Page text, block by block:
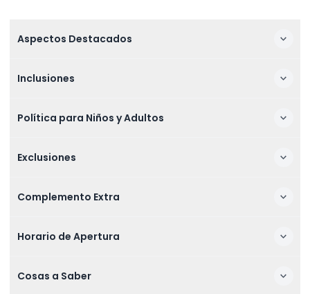
Aspectos Destacados
Inclusiones
Política para Niños y Adultos
Exclusiones
Complemento Extra
Horario de Apertura
Cosas a Saber